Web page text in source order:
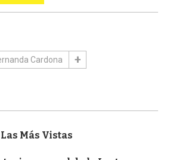
Cardona
Las Más Vistas